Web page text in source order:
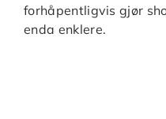
forhåpentligvis gjør
enda enklere.